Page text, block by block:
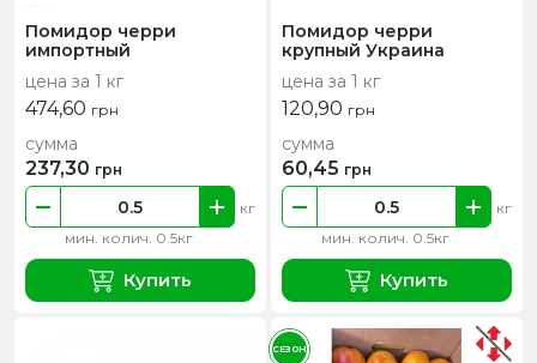
Помидор черри
импортный
цена за 1 кг
474,60 грн
мин. колич. 0.5кг
кг
сумма
237,30 грн
Купить
Помидор черри
крупный Украина
цена за 1 кг
120,90 грн
мин. колич. 0.5кг
кг
сумма
60,45 грн
Купить
СЕЗОН